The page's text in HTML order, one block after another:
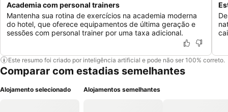
Academia com personal trainers
Mantenha sua rotina de exercícios na academia moderna
do hotel, que oferece equipamentos de última geração e
sessões com personal trainer por uma taxa adicional.
Este resumo foi criado por inteligência artificial e pode não ser 100% correto.
Comparar com estadias semelhantes
Alojamento selecionado Alojamentos semelhantes